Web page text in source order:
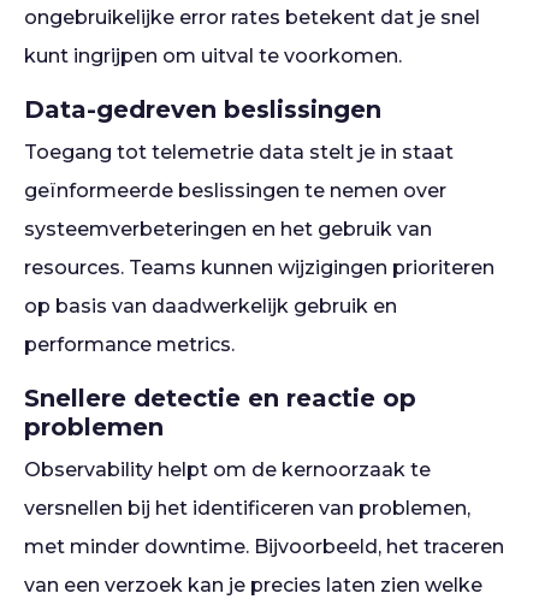
ongebruikelijke error rates betekent dat je snel
kunt ingrijpen om uitval te voorkomen.
Data-gedreven beslissingen
Toegang tot telemetrie data stelt je in staat
geïnformeerde beslissingen te nemen over
systeemverbeteringen en het gebruik van
resources. Teams kunnen wijzigingen prioriteren
op basis van daadwerkelijk gebruik en
performance metrics.
Snellere detectie en reactie op
problemen
Observability helpt om de kernoorzaak te
versnellen bij het identificeren van problemen,
met minder downtime. Bijvoorbeeld, het traceren
van een verzoek kan je precies laten zien welke